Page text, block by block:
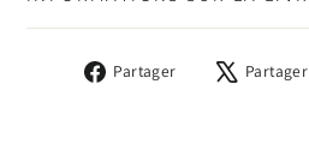
Partager
PartagerPartager